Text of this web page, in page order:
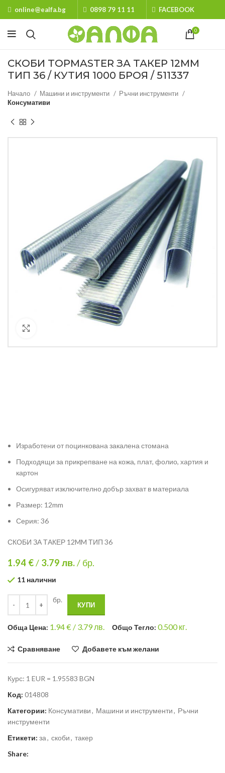
online@ealfa.bg 0898 79 11 11 FACEBOOK
0
СКОБИ TOPMASTER ЗА ТАКЕР 12MM
ТИП 36 / КУТИЯ 1000 БРОЯ / 511337
Начало Машини и инструменти
Ръчни инструменти
Консумативи
Кликнете за уголемяване
Изработени от поцинкована закалена стомана
Подходящи за прикрепване на кожа, плат, фолио, хартия и
картон
Осигуряват изключително добър захват в материала
Размер: 12mm
Серия: 36
СКОБИ ЗА ТАКЕР 12MM ТИП 36
1.94 €/ 3.79 лв./ бр.
11 налични
бр.
КУПИ
Общa Цена: 1.94€ / 3.79 лв. Общо Тегло: 0.500кг.
Сравняване Добавете към желани
Курс: 1 EUR = 1.95583 BGN
Код: 014808
Категории: Консумативи, Машини и инструменти, Ръчни
инструменти
Етикети: за, скоби, такер
Share: